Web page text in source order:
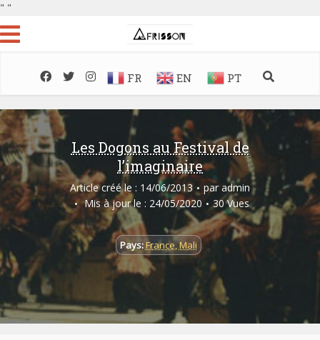
" "
FR EN PT
Les Dogons au Festival de
l’imaginaire
Article créé le : 14/06/2013 par admin
Mis à jour le : 24/05/2020
30 Vues
Pays:France,Mali